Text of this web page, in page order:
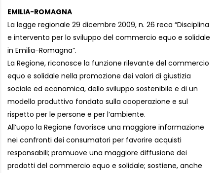
EMILIA-ROMAGNA
La legge regionale 29 dicembre 2009, n. 26 reca “Disciplina
e intervento per lo sviluppo del commercio equo e solidale
in Emilia-Romagna”.
La Regione, riconosce la funzione rilevante del commercio
equo e solidale nella promozione dei valori di giustizia
sociale ed economica, dello sviluppo sostenibile e di un
modello produttivo fondato sulla cooperazione e sul
rispetto per le persone e per l’ambiente.
All’uopo la Regione favorisce una maggiore informazione
nei confronti dei consumatori per favorire acquisti
responsabili; promuove una maggiore diffusione dei
prodotti del commercio equo e solidale; sostiene, anche